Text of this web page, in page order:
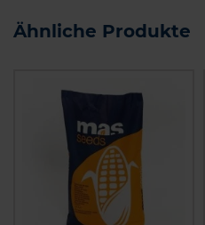
Ähnliche Produkte